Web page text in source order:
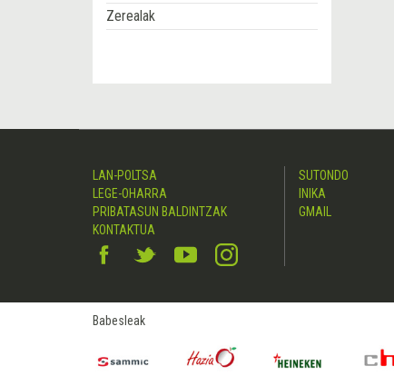
Zerealak
LAN-POLTSA
LEGE-OHARRA
PRIBATASUN BALDINTZAK
KONTAKTUA
SUTONDO
INIKA
GMAIL
Babesleak